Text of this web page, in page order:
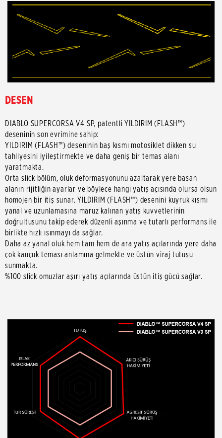
DESEN
DIABLO SUPERCORSA V4 SP, patentli YILDIRIM (FLASH™)
deseninin son evrimine sahip:
YILDIRIM (FLASH™) deseninin baş kısmı motosiklet dikken su
tahliyesini iyileştirmekte ve daha geniş bir temas alanı
yaratmakta.
Orta slick bölüm, oluk deformasyonunu azaltarak yere basan
alanın rijitliğin ayarlar ve böylece hangi yatış açısında olursa olsun
homojen bir itiş sunar. YILDIRIM (FLASH™) desenini kuyruk kısmı
yanal ve uzunlamasına maruz kalınan yatış kuvvetlerinin
doğrultusunu takip ederek düzenli aşınma ve tutarlı performans ile
birlikte hızlı ısınmayı da sağlar.
Daha az yanal oluk hem tam hem de ara yatış açılarında yere daha
çok kauçuk teması anlamına gelmekte ve üstün viraj tutuşu
sunmakta.
%100 slick omuzlar aşırı yatış açılarında üstün itiş gücü sağlar.